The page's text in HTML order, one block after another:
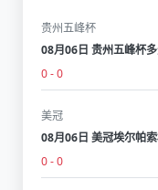
贵州五峰杯
08月06日 贵州五峰杯
0 - 0
美冠
08月06日 美冠埃尔帕
0 - 0